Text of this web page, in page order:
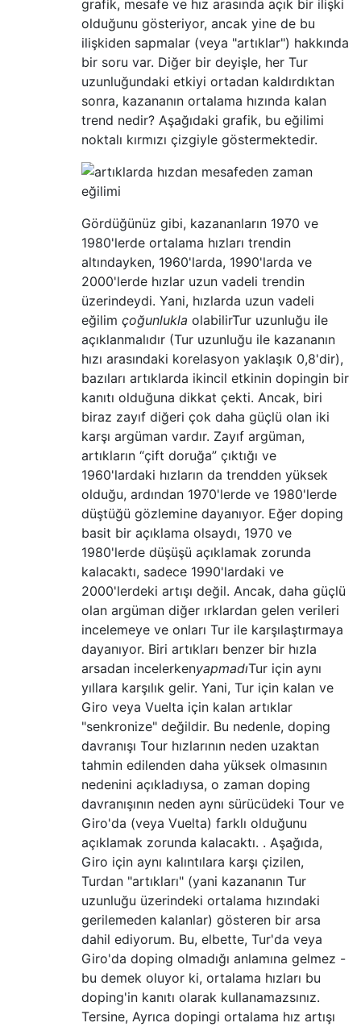
grafik, mesafe ve hız arasında açık bir ilişki
olduğunu gösteriyor, ancak yine de bu
ilişkiden sapmalar (veya "artıklar") hakkında
bir soru var. Diğer bir deyişle, her Tur
uzunluğundaki etkiyi ortadan kaldırdıktan
sonra, kazananın ortalama hızında kalan
trend nedir? Aşağıdaki grafik, bu eğilimi
noktalı kırmızı çizgiyle göstermektedir.
Gördüğünüz gibi, kazananların 1970 ve
1980'lerde ortalama hızları trendin
altındayken, 1960'larda, 1990'larda ve
2000'lerde hızlar uzun vadeli trendin
üzerindeydi. Yani, hızlarda uzun vadeli
eğilim çoğunlukla olabilirTur uzunluğu ile
açıklanmalıdır (Tur uzunluğu ile kazananın
hızı arasındaki korelasyon yaklaşık 0,8'dir),
bazıları artıklarda ikincil etkinin dopingin bir
kanıtı olduğuna dikkat çekti. Ancak, biri
biraz zayıf diğeri çok daha güçlü olan iki
karşı argüman vardır. Zayıf argüman,
artıkların “çift doruğa” çıktığı ve
1960'lardaki hızların da trendden yüksek
olduğu, ardından 1970'lerde ve 1980'lerde
düştüğü gözlemine dayanıyor. Eğer doping
basit bir açıklama olsaydı, 1970 ve
1980'lerde düşüşü açıklamak zorunda
kalacaktı, sadece 1990'lardaki ve
2000'lerdeki artışı değil. Ancak, daha güçlü
olan argüman diğer ırklardan gelen verileri
incelemeye ve onları Tur ile karşılaştırmaya
dayanıyor. Biri artıkları benzer bir hızla
arsadan incelerkenyapmadıTur için aynı
yıllara karşılık gelir. Yani, Tur için kalan ve
Giro veya Vuelta için kalan artıklar
"senkronize" değildir. Bu nedenle, doping
davranışı Tour hızlarının neden uzaktan
tahmin edilenden daha yüksek olmasının
nedenini açıkladıysa, o zaman doping
davranışının neden aynı sürücüdeki Tour ve
Giro'da (veya Vuelta) farklı olduğunu
açıklamak zorunda kalacaktı. . Aşağıda,
Giro için aynı kalıntılara karşı çizilen,
Turdan "artıkları" (yani kazananın Tur
uzunluğu üzerindeki ortalama hızındaki
gerilemeden kalanlar) gösteren bir arsa
dahil ediyorum. Bu, elbette, Tur'da veya
Giro'da doping olmadığı anlamına gelmez -
bu demek oluyor ki, ortalama hızları bu
doping'in kanıtı olarak kullanamazsınız.
Tersine, Ayrıca dopingi ortalama hız artışı